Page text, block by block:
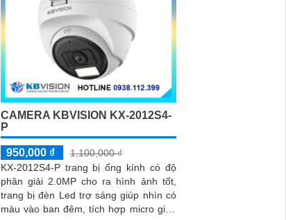
CAMERA KBVISION KX-2012S4-
P
950,000 ₫
1,100,000 ₫
KX-2012S4-P trang bị ống kính có độ
phân giải 2.0MP cho ra hình ảnh tốt,
trang bị đèn Led trợ sáng giúp nhìn có
màu vào ban đêm, tích hợp micro giúp